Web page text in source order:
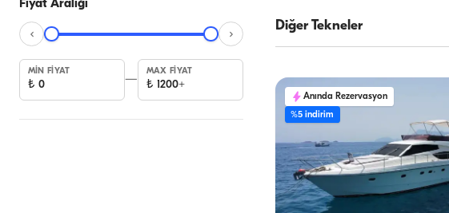
Fiyat Aralığı
MIN FIYAT
₺ 0
—
MAX FIYAT
₺ 1200+
Diğer Tekneler
Anında Rezervasyon
%5 indirim